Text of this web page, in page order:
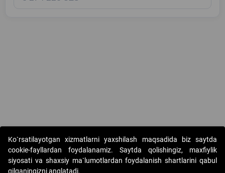
Copyright © 2017-2026. "Elektron onlayn-auksionlarni tashkil etish"
AJ. Barcha huquqlar himoyalangan
Ko`rsatilayotgan xizmatlarni yaxshilash maqsadida biz saytda
cookie-fayllardan foydalanamiz. Saytda qolishingiz, maxfiylik
siyosati va shaxsiy ma`lumotlardan foydalanish shartlarini qabul
qilganingizni anglatadi.